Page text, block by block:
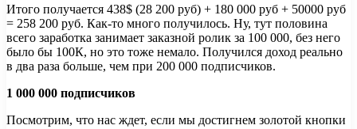
Итого получается 438$ (28 200 руб) + 180 000 руб + 50000 руб
= 258 200 руб. Как-то много получилось. Ну, тут половина
всего заработка занимает заказной ролик за 100 000, без него
было бы 100К, но это тоже немало. Получился доход реально
в два раза больше, чем при 200 000 подписчиков.
1 000 000 подписчиков
Посмотрим, что нас ждет, если мы достигнем золотой кнопки